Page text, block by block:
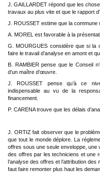
J. GAILLARDET répond que les
travaux au plus vite et que le rapport
J. ROUSSET estime que la commune
A. MOREL est favorable à la
G. MOURGUES considère que si la
faire le travail d’analyse en amont et
B. RAMBIER pense que le Conseil
d’un maître d’œuvre.
J. ROUSSET pense qu’à ce
indispensable au vu de la
financement.
P. CARENA trouve que les délais
J. ORTIZ fait observer que le
que tout le monde déplore. La
offres sous une seule enveloppe, une
des offres par les techniciens et une
l’analyse des offres et l’attribution
faut faire remonter plus haut les